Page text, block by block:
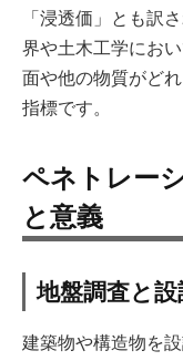
「浸透価」とも訳
界や土木工学にお
面や他の物質がど
指標です。
ペネトレー
と意義
地盤調査と
建築物や構造物を